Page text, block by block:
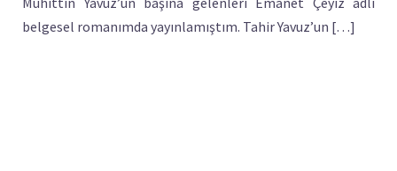
belgesel romanımda yayınlamıştım. Tahir Yavuz’un […]